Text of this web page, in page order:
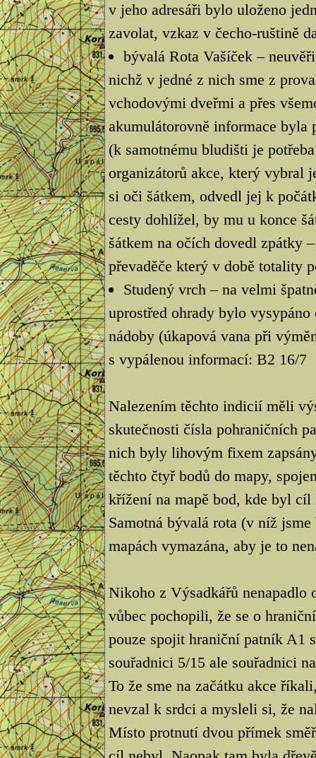
v jeho adresáři bylo uloženo
zavolat, vzkaz v čecho-ruštině
bývalá Rota Vašíček –
nichž v jedné z nich sme z
vchodovými dveřmi a přes
akumulátorovně informace byla
(k samotnému bludišti je
organizátorů akce, který vybral
si oči šátkem, odvedl jej k
cesty dohlížel, by mu u konce
šátkem na očích dovedl zpátky
převaděče který v době totality
Studený vrch – na velmi
uprostřed ohrady bylo
nádoby (úkapová vana při
s vypálenou informací: B2 16/7
Nalezením těchto indicií měli
skutečnosti čísla pohraničních
nich byly lihovým fixem
těchto čtyř bodů do mapy,
křížení na mapě bod, kde byl cíl
Samotná bývalá rota (v níž
mapách vymazána, aby je to
Nikoho z Výsadkářů
vůbec pochopili, že se o
pouze spojit hraniční patník A1
souřadnici 5/15 ale souřadnici
To že sme na začátku akce
nevzal k srdci a mysleli si, že
Místo protnutí dvou přímek